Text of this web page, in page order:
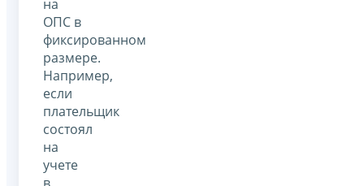
на
ОПС в
фиксированном
размере.
Например,
если
плательщик
состоял
на
учете